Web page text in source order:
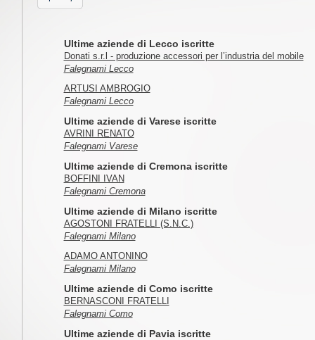
Ultime aziende di Lecco iscritte
Donati s.r.l - produzione accessori per l’industria del mobile
Falegnami Lecco
ARTUSI AMBROGIO
Falegnami Lecco
Ultime aziende di Varese iscritte
AVRINI RENATO
Falegnami Varese
Ultime aziende di Cremona iscritte
BOFFINI IVAN
Falegnami Cremona
Ultime aziende di Milano iscritte
AGOSTONI FRATELLI (S.N.C.)
Falegnami Milano
ADAMO ANTONINO
Falegnami Milano
Ultime aziende di Como iscritte
BERNASCONI FRATELLI
Falegnami Como
Ultime aziende di Pavia iscritte